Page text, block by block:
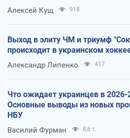
Алексей Кущ 918
Выход в элиту ЧМ и триумф
происходит в украинском
Александр Липенко 417
Что ожидает украинцев в 2026-
Основные выводы из новых
НБУ
Василий Фурман 8,6 т.